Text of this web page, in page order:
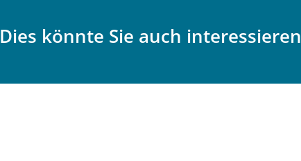
Dies könnte Sie auch interessieren